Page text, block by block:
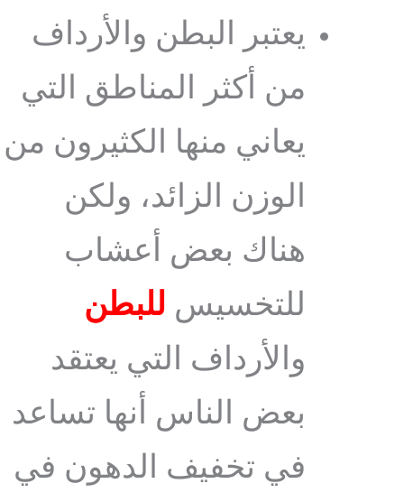
يعتبر البطن والأرداف
من أكثر المناطق التي
يعاني منها الكثيرون من
الوزن الزائد، ولكن
هناك بعض أعشاب
للتخسيس للبطن
والأرداف التي يعتقد
بعض الناس أنها تساعد
في تخفيف الدهون في